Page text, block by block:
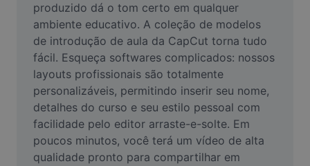
AI Inpainting
Face Cutout
Vídeo
Remover plano de fundo de vídeo
Aprimorar qualidade
produzido dá o tom certo em qualquer
ambiente educativo. A coleção de modelos
de introdução de aula da CapCut torna tudo
fácil. Esqueça softwares complicados: nossos
layouts profissionais são totalmente
personalizáveis, permitindo inserir seu nome,
detalhes do curso e seu estilo pessoal com
facilidade pelo editor arraste-e-solte. Em
poucos minutos, você terá um vídeo de alta
qualidade pronto para compartilhar em